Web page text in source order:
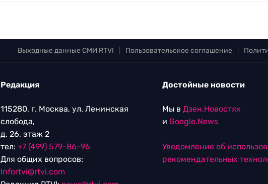
Выходные данные СМИ RTVI Пользовательское соглашение
Редакция
115280, г. Москва, ул. Ленинская
слобода,
д. 26, этаж 2
тел: +7 (499) 579-86-96
Для общих вопросов:
Infortvi@rtvi.com
Достойные новости
Мы в Дзен.Новостях
и Google.News
Уведомление об
рекомендательных